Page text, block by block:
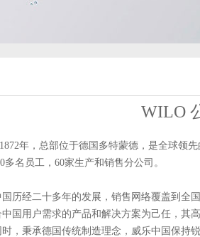
WILO
年，总部位于德国多特蒙德，是全球领
多名员工，60家生产和销售分公司。
经二十多年的发展，销售网络覆盖到全
国用户需求的产品和解决方案为己任，其
，秉承德国传统制造理念，威乐中国保持